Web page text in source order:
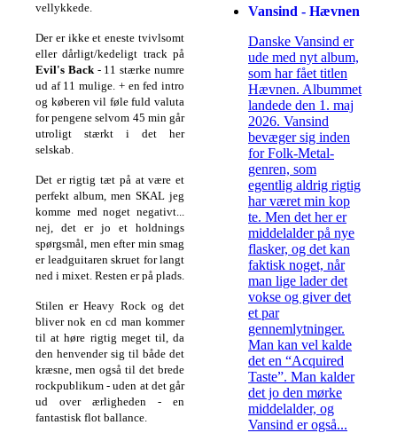
vellykkede.
Der er ikke et eneste tvivlsomt
eller dårligt/kedeligt track på
Evil's Back - 11 stærke numre
ud af 11 mulige. + en fed intro
og køberen vil føle fuld valuta
for pengene selvom 45 min går
utroligt stærkt i det her
selskab.
Det er rigtig tæt på at være et
perfekt album, men SKAL jeg
komme med noget negativt...
nej, det er jo et holdnings
spørgsmål, men efter min smag
er leadguitaren skruet for langt
ned i mixet. Resten er på plads.
Stilen er Heavy Rock og det
bliver nok en cd man kommer
til at høre rigtig meget til, da
den henvender sig til både det
kræsne, men også til det brede
rockpublikum - uden at det går
ud over ærligheden - en
fantastisk flot ballance.
Vansind - Hævnen
Danske Vansind er
ude med nyt album,
som har fået titlen
Hævnen. Albummet
landede den 1. maj
2026. Vansind
bevæger sig inden
for Folk-Metal-
genren, som
egentlig aldrig rigtig
har været min kop
te. Men det her er
middelalder på nye
flasker, og det kan
faktisk noget, når
man lige lader det
vokse og giver det
et par
gennemlytninger.
Man kan vel kalde
det en “Acquired
Taste”. Man kalder
det jo den mørke
middelalder, og
Vansind er også...